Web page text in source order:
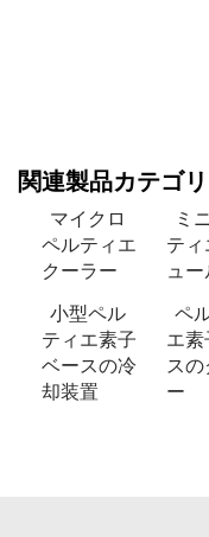
関連製品カテゴリ
マイクロ
ペルティエ
クーラー
ミ
ティ
ュー
小型ペル
ティエ素子
ベースの冷
却装置
ペ
エ素
スの
ー